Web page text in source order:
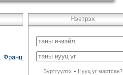
Франц
Нэвтрэх
Бүртгүүлэх - Нууц үг мартсан?